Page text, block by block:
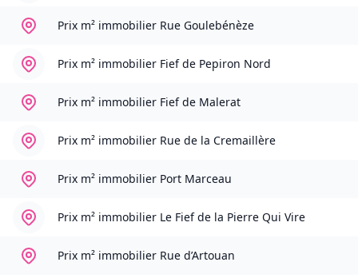
Prix m² immobilier Rue Goulebénèze
Prix m² immobilier Fief de Pepiron Nord
Prix m² immobilier Fief de Malerat
Prix m² immobilier Rue de la Cremaillère
Prix m² immobilier Port Marceau
Prix m² immobilier Le Fief de la Pierre Qui Vire
Prix m² immobilier Rue d’Artouan